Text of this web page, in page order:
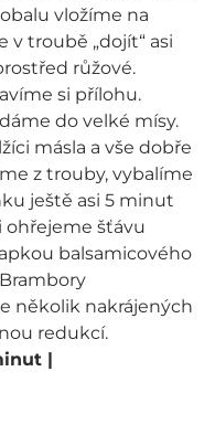
vložíme na
troubě „dojít“ asi
růžové.
si přílohu.
do velké mísy.
másla a vše dobře
z trouby, vybalíme
ještě asi 5 minut
ohřejeme šťávu
balsamicového
několik nakrájených
redukcí.
|